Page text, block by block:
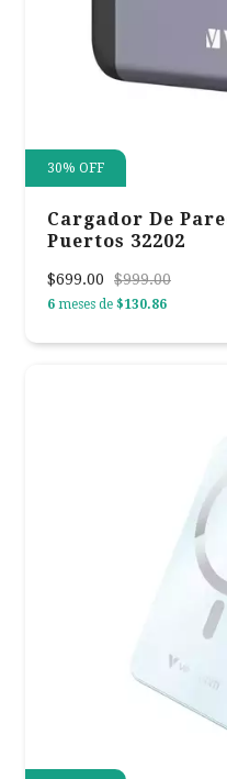
30% OFF
Cargador De
Puertos 32202
$699.00 $999.00
6 meses de $130.86